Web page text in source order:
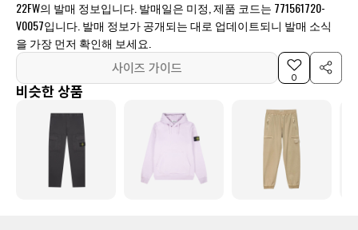
22FW의 발매 정보입니다. 발매일은 미정, 제품 코드는 771561720-
V0057입니다. 발매 정보가 공개되는 대로 업데이트되니 발매 소식
을 가장 먼저 확인해 보세요.
사이즈 가이드
0
비슷한 상품